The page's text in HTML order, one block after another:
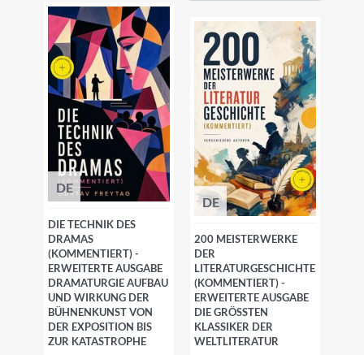
DE
200 MEISTERWERKE
DER
LITERATURGESCHICHTE
(KOMMENTIERT) -
ERWEITERTE AUSGABE
DIE GRÖSSTEN K
LASSIKER DER W
ELTLITERATUR
DE
DIE TECHNIK DES
DRAMAS
(KOMMENTIERT) -
ERWEITERTE AUSGABE
DRAMATURGIE AUFBAU
UND WIRKUNG DER
BÜHNENKUNST VON
DER EXPOSITION BIS
ZUR KATASTROPHE